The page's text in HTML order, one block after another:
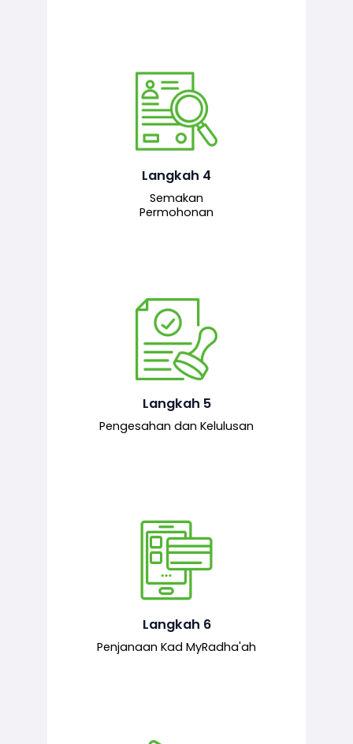
Langkah 4
Semakan
Permohonan
Pegawai penyemak menyemak
maklumat yang dikemukakan. Jika
semua maklumat adalah lengkap dan
kepada pegawai pelulus untuk
tindakan seterusnya.
Langkah 5
Pengesahan dan Kelulusan
Pegawai pelulus menilai permohonan
dan memberi pengesahan serta
kelulusan akhir sekiranya semuanya
mematuhi syarat ditetapkan.
Langkah 6
Penjanaan Kad MyRadha'ah
Setelah permohonan diluluskan, kad
MyRadha’ah akan dijana.